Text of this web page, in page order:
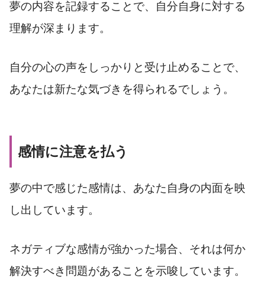
夢の内容を記録することで、自分自身に対する
理解が深まります。
自分の心の声をしっかりと受け止めることで、
あなたは新たな気づきを得られるでしょう。
感情に注意を払う
夢の中で感じた感情は、あなた自身の内面を映
し出しています。
ネガティブな感情が強かった場合、それは何か
解決すべき問題があることを示唆しています。